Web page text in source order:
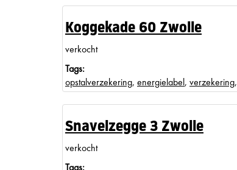
Koggekade 60 Zwolle
verkocht
Tags:
opstalverzekering, energielabel, verzekering,
Snavelzegge 3 Zwolle
verkocht
Tags: